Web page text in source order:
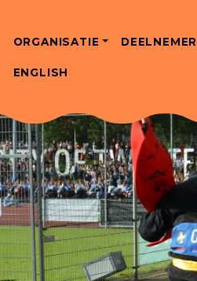
ORGANISATIE DEELNEMER
ENGLISH